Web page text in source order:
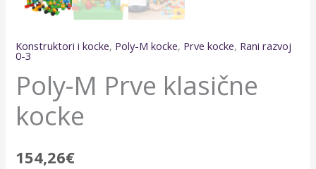
Konstruktori i kocke, Poly-M kocke, Prve kocke, Rani razvoj
0-3
Poly-M Prve klasične
kocke
154,26€